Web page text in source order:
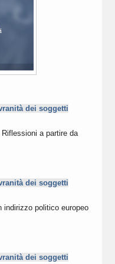
dei soggetti
a partire da
dei soggetti
indirizzo politico europeo
dei soggetti